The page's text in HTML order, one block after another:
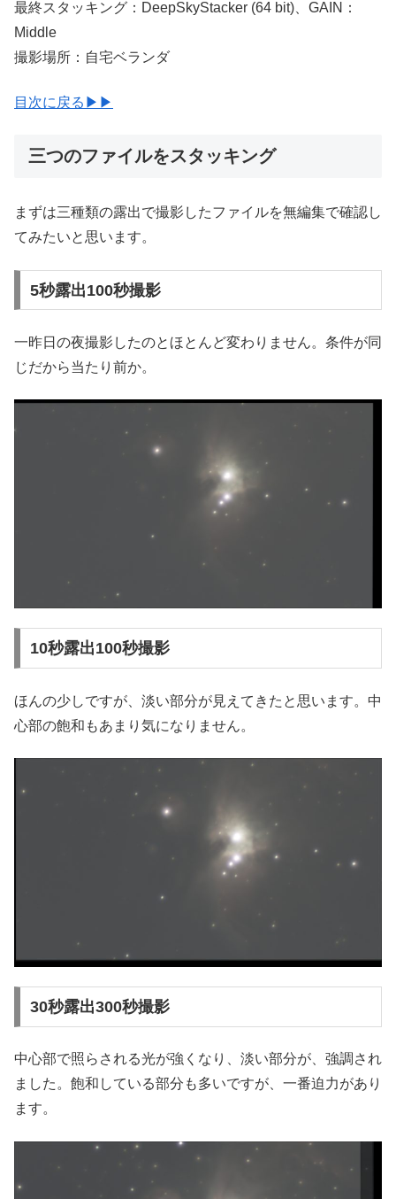
最終スタッキング：DeepSkyStacker (64 bit)、GAIN：
Middle
撮影場所：自宅ベランダ
目次に戻る▶▶
三つのファイルをスタッキング
まずは三種類の露出で撮影したファイルを無編集で確認し
てみたいと思います。
5秒露出100秒撮影
一昨日の夜撮影したのとほとんど変わりません。条件が同
じだから当たり前か。
10秒露出100秒撮影
ほんの少しですが、淡い部分が見えてきたと思います。中
心部の飽和もあまり気になりません。
30秒露出300秒撮影
中心部で照らされる光が強くなり、淡い部分が、強調され
ました。飽和している部分も多いですが、一番迫力があり
ます。